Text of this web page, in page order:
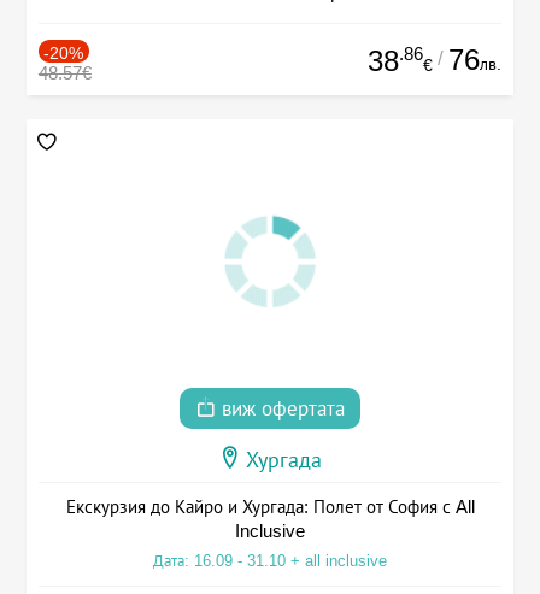
-20%
48.57€ 38.86
€ / 76лв.
виж офертата
Хургада
Екскурзия до Кайро и Хургада: Полет от София с All
Inclusive
Дата: 16.09 - 31.10 + all inclusive